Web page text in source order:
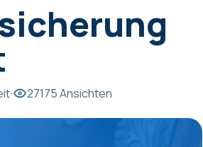
· 27175 Ansichten